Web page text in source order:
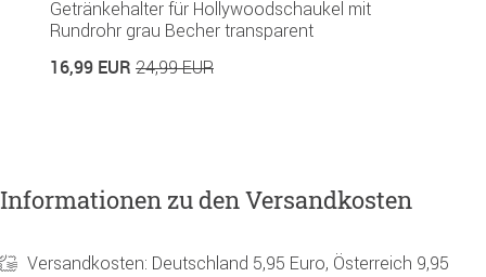
Getränkehalter für Hollywoodschaukel mit
Rundrohr grau Becher transparent
16,99 EUR 24,99 EUR
Informationen zu den Versandkosten
Versandkosten: Deutschland 5,95 Euro, Österreich 9,95